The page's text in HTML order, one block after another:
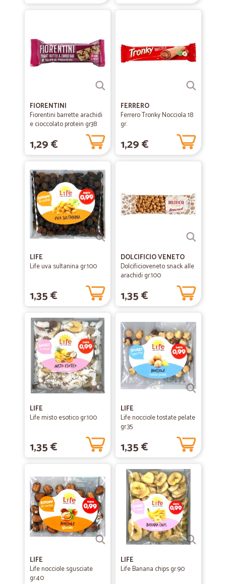
FIORENTINI
Fiorentini barrette arachidi
e cioccolato protein gr38
1,29 €
FERRERO
Ferrero Tronky Nocciola 18
gr.
1,29 €
LIFE
Life uva sultanina gr.100
1,35 €
DOLCIFICIO VENETO
Dolcificioveneto snack alle
arachidi gr.100
1,35 €
LIFE
Life misto esotico gr.100
1,35 €
LIFE
Life nocciole tostate pelate
gr.35
1,35 €
LIFE
Life nocciole sgusciate
gr.40
LIFE
Life Banana chips gr.90